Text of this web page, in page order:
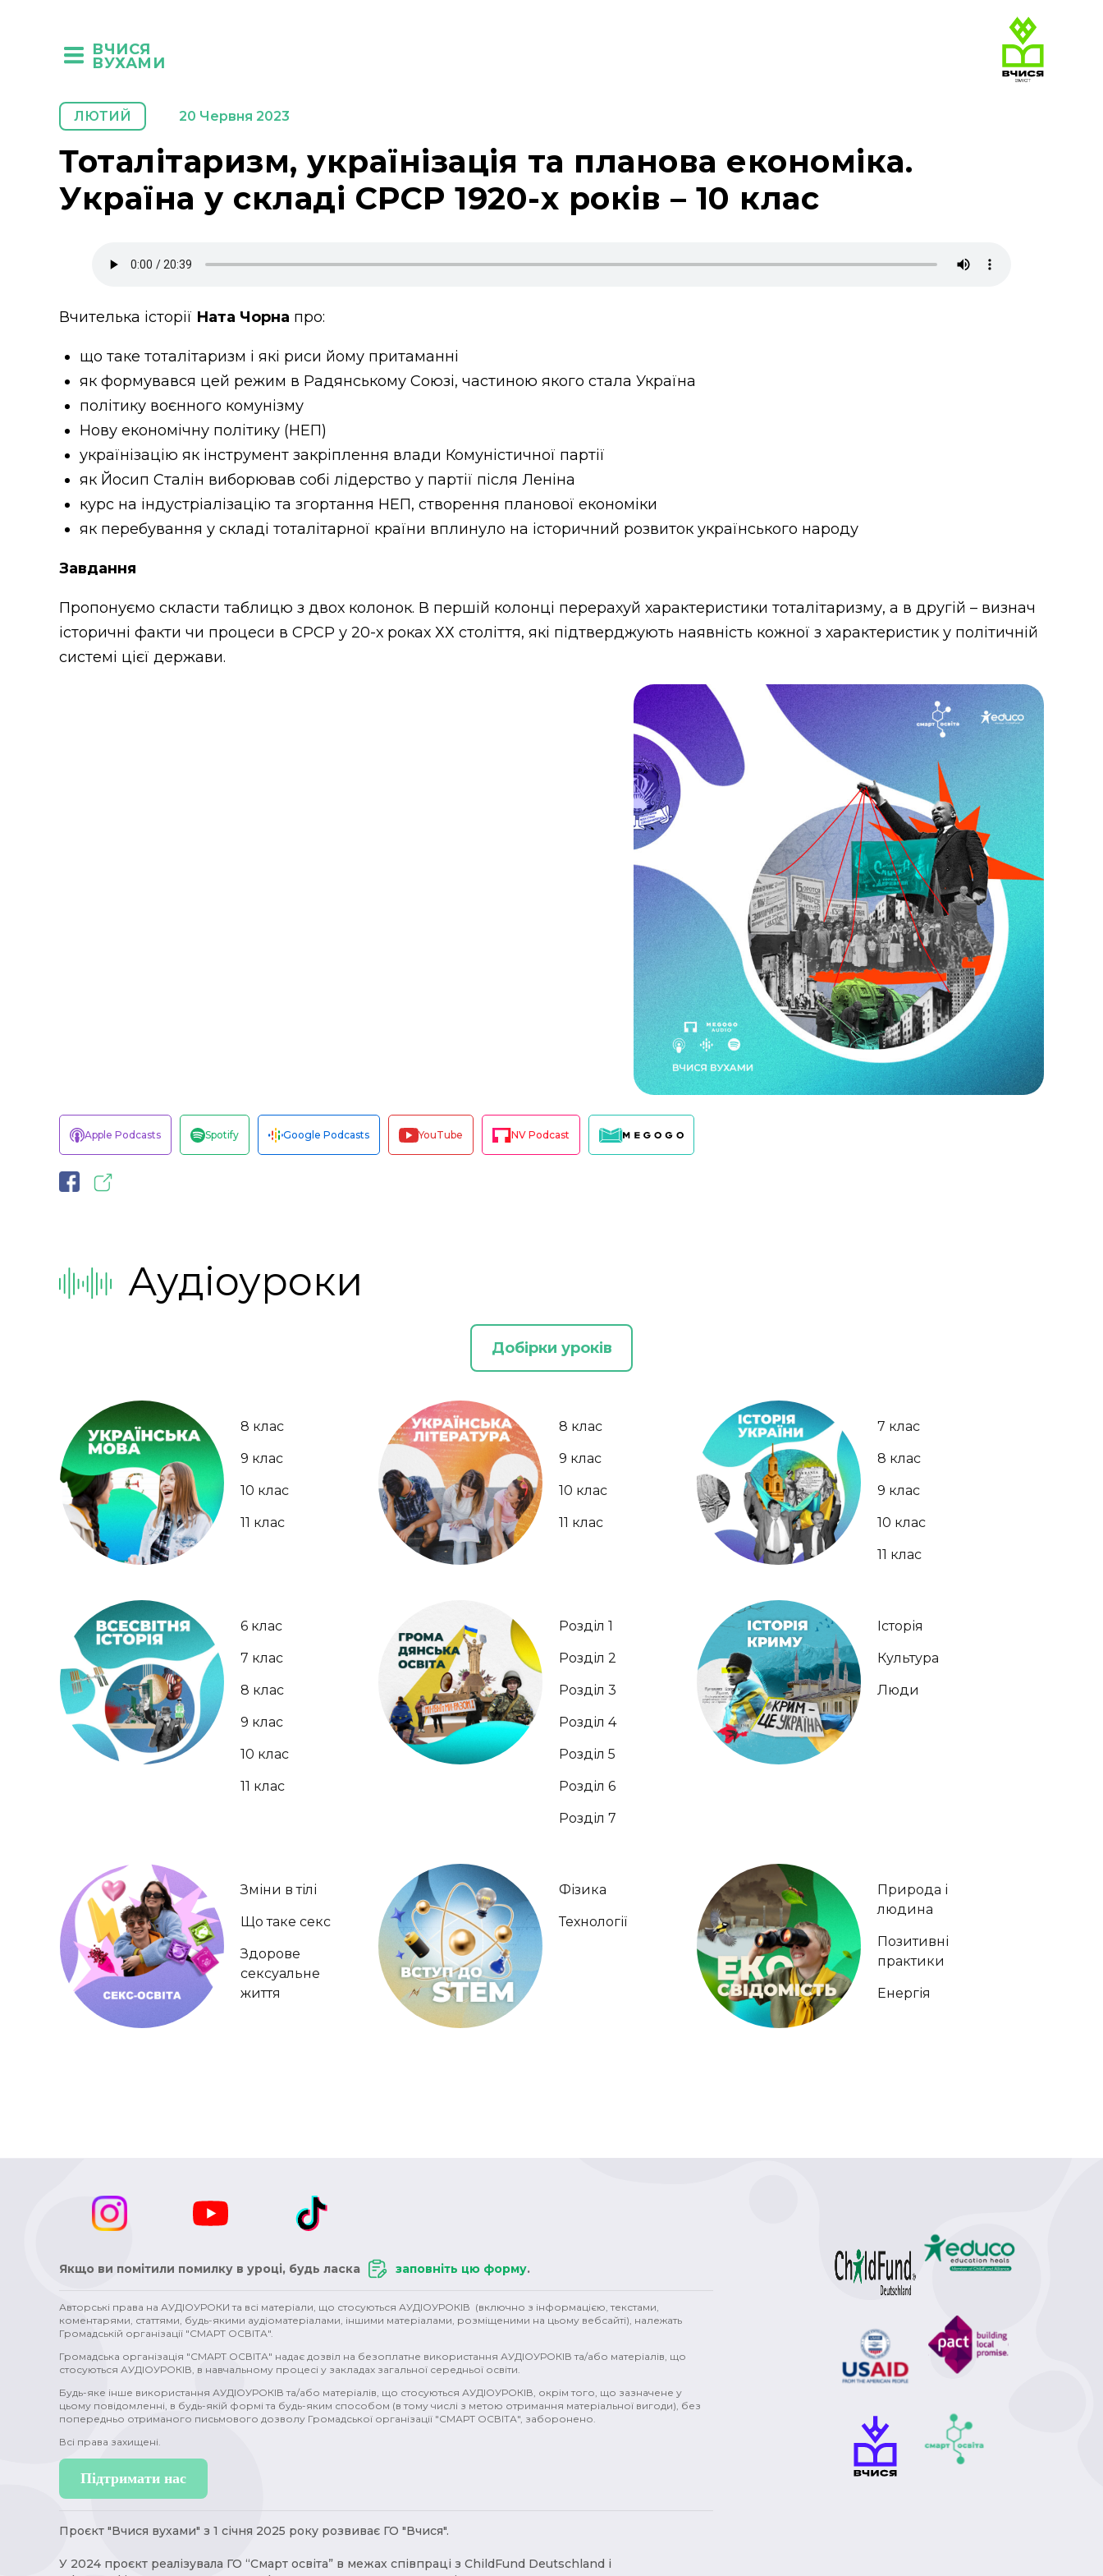
ВЧИСЯ
ВУХАМИ
ЛЮТИЙ 20 Червня 2023
Тоталітаризм, українізація та планова економіка.
Україна у складі СРСР 1920-х років – 10 клас
Вчителька історії Ната Чорна про:
що таке тоталітаризм і які риси йому притаманні
як формувався цей режим в Радянському Союзі, частиною якого стала Україна
політику воєнного комунізму
Нову економічну політику (НЕП)
українізацію як інструмент закріплення влади Комуністичної партії
як Йосип Сталін виборював собі лідерство у партії після Леніна
курс на індустріалізацію та згортання НЕП, створення планової економіки
як перебування у складі тоталітарної країни вплинуло на історичний розвиток українського народу
Завдання
Пропонуємо скласти таблицю з двох колонок. В першій колонці перерахуй характеристики тоталітаризму, а в другій – визнач
історичні факти чи процеси в СРСР у 20-х роках ХХ століття, які підтверджують наявність кожної з характеристик у політичній
системі цієї держави.
Apple Podcasts Spotify Google Podcasts YouTube NV Podcast
Аудіоуроки
Добірки уроків
8 клас
9 клас
10 клас
11 клас
8 клас
9 клас
10 клас
11 клас
7 клас
8 клас
9 клас
10 клас
11 клас
6 клас
7 клас
8 клас
9 клас
10 клас
11 клас
Розділ 1
Розділ 2
Розділ 3
Розділ 4
Розділ 5
Розділ 6
Розділ 7
Історія
Культура
Люди
Зміни в тілі
Що таке секс
Здорове
сексуальне
життя
Фізика
Технології
Природа і
людина
Позитивні
практики
Енергія
Якщо ви помітили помилку в уроці, будь ласка заповніть цю форму.
Авторські права на АУДІОУРОКИ та всі матеріали, що стосуються АУДІОУРОКІВ (включно з інформацією, текстами,
коментарями, статтями, будь-якими аудіоматеріалами, іншими матеріалами, розміщеними на цьому вебсайті), належать
Громадській організації "СМАРТ ОСВІТА".
Громадська організація "СМАРТ ОСВІТА" надає дозвіл на безоплатне використання АУДІОУРОКІВ та/або матеріалів, що
стосуються АУДІОУРОКІВ, в навчальному процесі у закладах загальної середньої освіти.
Будь-яке інше використання АУДІОУРОКІВ та/або матеріалів, що стосуються АУДІОУРОКІВ, окрім того, що зазначене у
цьому повідомленні, в будь-якій формі та будь-яким способом (в тому числі з метою отримання матеріальної вигоди), без
попередньо отриманого письмового дозволу Громадської організації "СМАРТ ОСВІТА", заборонено.
Всі права захищені.
Підтримати нас
Проєкт "Вчися вухами" з 1 січня 2025 року розвиває ГО "Вчися".
У 2024 проєкт реалізувала ГО “Смарт освіта” в межах співпраці з ChildFund Deutschland і